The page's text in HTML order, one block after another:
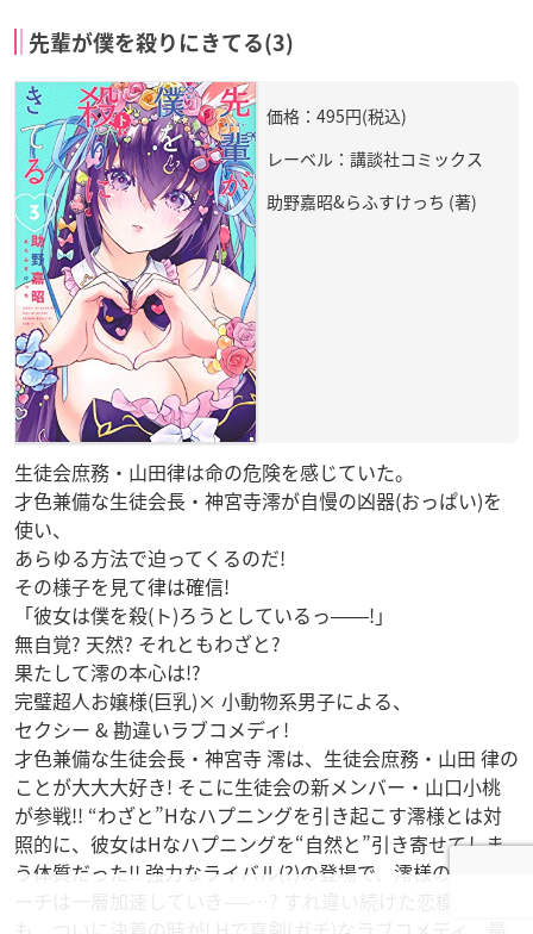
先輩が僕を殺りにきてる(3)
価格：495円(税込)
レーベル：講談社コミックス
助野嘉昭&らふすけっち (著)
生徒会庶務・山田律は命の危険を感じていた。
才色兼備な生徒会長・神宮寺澪が自慢の凶器(おっぱい)を
使い、
あらゆる方法で迫ってくるのだ!
その様子を見て律は確信!
「彼女は僕を殺(ト)ろうとしているっ――!」
無自覚? 天然? それともわざと?
果たして澪の本心は!?
完璧超人お嬢様(巨乳)× 小動物系男子による、
セクシー & 勘違いラブコメディ!
才色兼備な生徒会長・神宮寺 澪は、生徒会庶務・山田 律の
ことが大大大好き! そこに生徒会の新メンバー・山口小桃
が参戦!! “わざと”Hなハプニングを引き起こす澪様とは対
照的に、彼女はHなハプニングを“自然と”引き寄せてしま
う体質だった!! 強力なライバル(?)の登場で、澪様のアプロ